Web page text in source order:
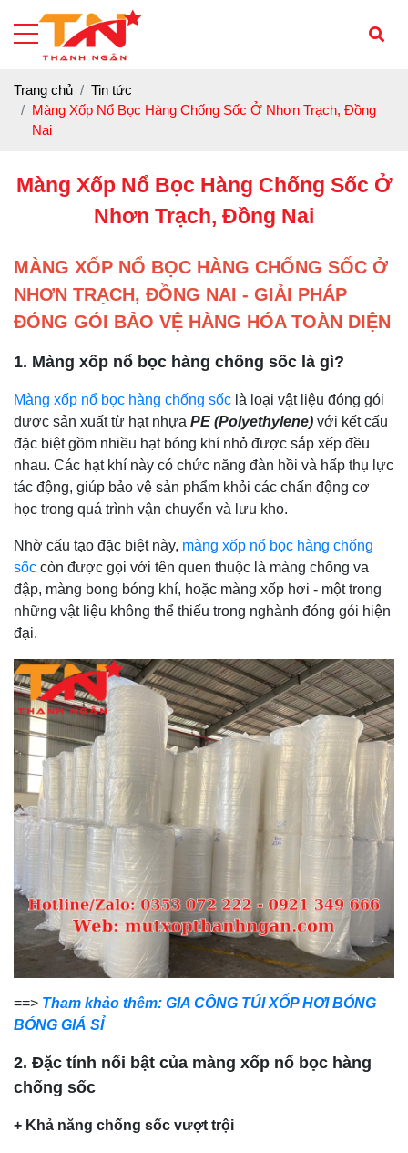
Trang chủ
Tin tức
Màng Xốp Nổ Bọc Hàng Chống Sốc Ở Nhơn Trạch, Đồng
Nai
Màng Xốp Nổ Bọc Hàng Chống Sốc Ở
Nhơn Trạch, Đồng Nai
MÀNG XỐP NỔ BỌC HÀNG CHỐNG SỐC Ở
NHƠN TRẠCH, ĐỒNG NAI - GIẢI PHÁP
ĐÓNG GÓI BẢO VỆ HÀNG HÓA TOÀN DIỆN
1. Màng xốp nổ bọc hàng chống sốc là gì?
Màng xốp nổ bọc hàng chống sốc là loại vật liệu đóng gói
được sản xuất từ hạt nhựa PE (Polyethylene) với kết cấu
đặc biệt gồm nhiều hạt bóng khí nhỏ được sắp xếp đều
nhau. Các hạt khí này có chức năng đàn hồi và hấp thụ lực
tác động, giúp bảo vệ sản phẩm khỏi các chấn động cơ
học trong quá trình vận chuyển và lưu kho.
Nhờ cấu tạo đặc biệt này, màng xốp nổ bọc hàng chống
sốc còn được gọi với tên quen thuộc là màng chống va
đập, màng bong bóng khí, hoặc màng xốp hơi - một trong
những vật liệu không thể thiếu trong nghành đóng gói hiện
đại.
==> Tham khảo thêm: GIA CÔNG TÚI XỐP HƠI BÓNG
BÓNG GIÁ SỈ
2. Đặc tính nổi bật của màng xốp nổ bọc hàng
chống sốc
+ Khả năng chống sốc vượt trội